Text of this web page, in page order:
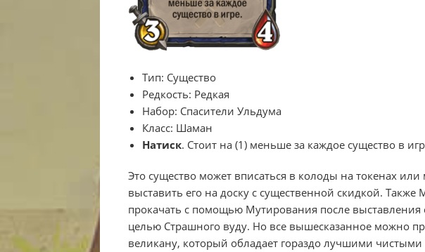
Тип: Существо
Редкость: Редкая
Набор: Спасители Ульдума
Класс: Шаман
Натиск. Стоит на (1) меньше за каждое существо в
Это существо может вписаться в колоды на токенах или
выставить его на доску с существенной скидкой.
прокачать с помощью Мутирования после выставления
целью Страшного вуду. Но все вышесказанное можно
великану, который обладает гораздо лучшими